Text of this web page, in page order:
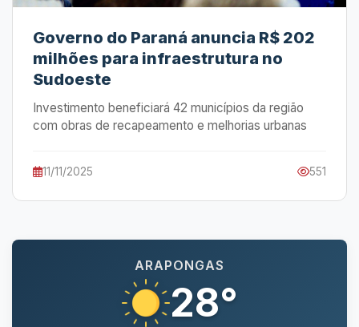
Governo do Paraná anuncia R$ 202
milhões para infraestrutura no
Sudoeste
Investimento beneficiará 42 municípios da região
com obras de recapeamento e melhorias urbanas
11/11/2025 551
ARAPONGAS
28°